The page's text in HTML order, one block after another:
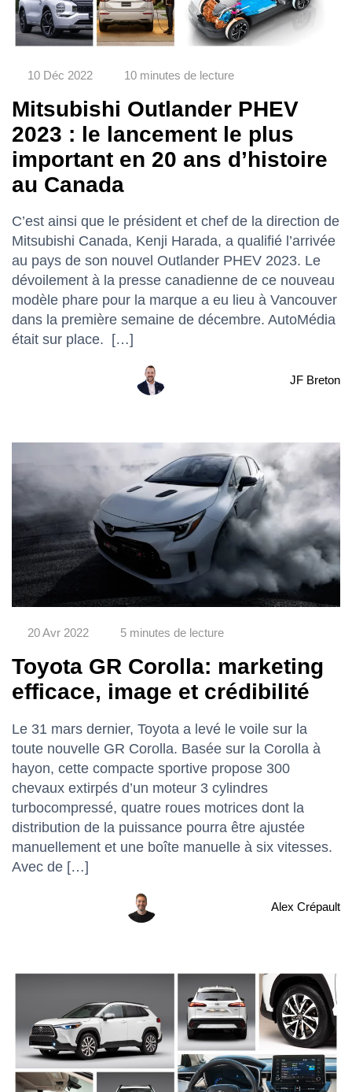
10 Déc 2022 10 minutes de lecture
Mitsubishi Outlander PHEV
2023 : le lancement le plus
important en 20 ans d’histoire
au Canada
C’est ainsi que le président et chef de la direction de
Mitsubishi Canada, Kenji Harada, a qualifié l’arrivée
au pays de son nouvel Outlander PHEV 2023. Le
dévoilement à la presse canadienne de ce nouveau
modèle phare pour la marque a eu lieu à Vancouver
dans la première semaine de décembre. AutoMédia
était sur place. […]
JF Breton
20 Avr 2022 5 minutes de lecture
Toyota GR Corolla: marketing
efficace, image et crédibilité
Le 31 mars dernier, Toyota a levé le voile sur la
toute nouvelle GR Corolla. Basée sur la Corolla à
hayon, cette compacte sportive propose 300
chevaux extirpés d’un moteur 3 cylindres
turbocompressé, quatre roues motrices dont la
distribution de la puissance pourra être ajustée
manuellement et une boîte manuelle à six vitesses.
Avec de […]
Alex Crépault